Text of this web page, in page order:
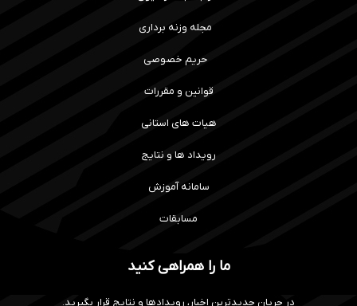
مجله وزنه برداری
حریم خصوصی
قوانین و مقررات
هیات های استانی
رویداد ها و نتایج
سامانه آموزش
مسابقات
ما را همراهی کنید
در جریان جدیدترین اخبار، رویدادها و نتایج قرار بگیرید.